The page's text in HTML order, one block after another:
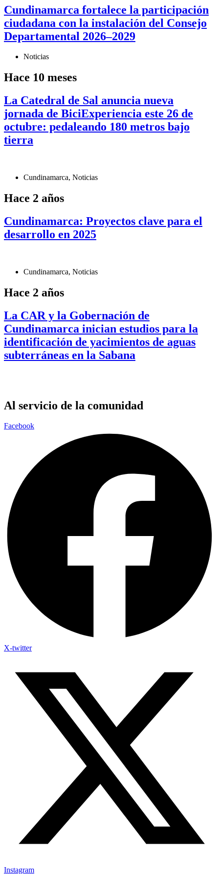
Cundinamarca fortalece la participación
ciudadana con la instalación del Consejo
Departamental 2026–2029
Noticias
Hace 10 meses
La Catedral de Sal anuncia nueva
jornada de BiciExperiencia este 26 de
octubre: pedaleando 180 metros bajo
tierra
Cundinamarca, Noticias
Hace 2 años
Cundinamarca: Proyectos clave para el
desarrollo en 2025
Cundinamarca, Noticias
Hace 2 años
La CAR y la Gobernación de
Cundinamarca inician estudios para la
identificación de yacimientos de aguas
subterráneas en la Sabana
Al servicio de la comunidad
Facebook
X-twitter
Instagram